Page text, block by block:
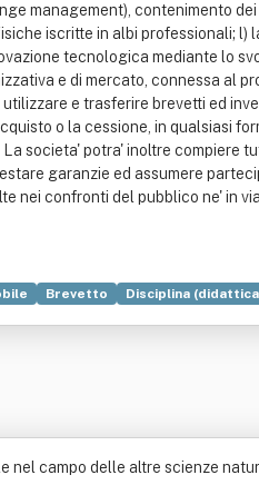
management), contenimento
iscritte in albi professionali; l)
tecnologica mediante lo
e di mercato, connessa al
e trasferire brevetti ed
o la cessione, in qualsiasi
societa' potra' inoltre compiere
garanzie ed assumere
nei confronti del pubblico ne' in
Brevetto Disciplina
nel campo delle altre scienze